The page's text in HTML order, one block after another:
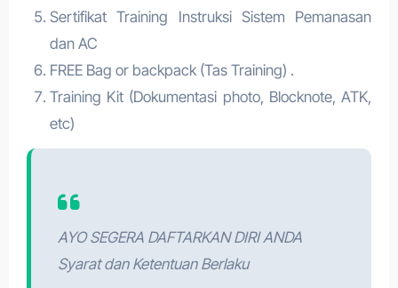
Sertifikat Training Instruksi Sistem Pemanasan
dan AC
FREE Bag or backpack (Tas Training) .
Training Kit (Dokumentasi photo, Blocknote, ATK,
etc)
AYO SEGERA DAFTARKAN DIRI ANDA
Syarat dan Ketentuan Berlaku